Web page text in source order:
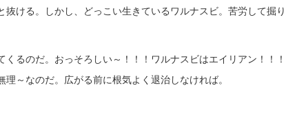
ける。しかし、どっこい生きているワルナスビ。苦労して掘り
るのだ。おっそろしい～！！！ワルナスビはエイリアン！！！
～なのだ。広がる前に根気よく退治しなければ。